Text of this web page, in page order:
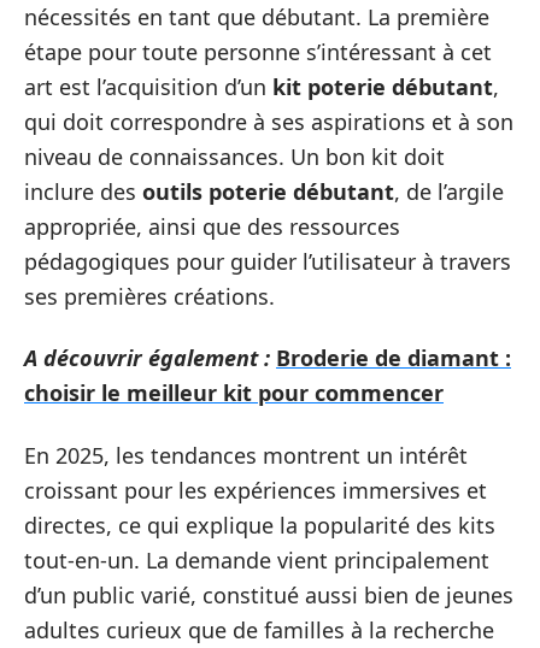
nécessités en tant que débutant. La première
étape pour toute personne s’intéressant à cet
art est l’acquisition d’un kit poterie débutant,
qui doit correspondre à ses aspirations et à son
niveau de connaissances. Un bon kit doit
inclure des outils poterie débutant, de l’argile
appropriée, ainsi que des ressources
pédagogiques pour guider l’utilisateur à travers
ses premières créations.
A découvrir également : Broderie de diamant :
choisir le meilleur kit pour commencer
En 2025, les tendances montrent un intérêt
croissant pour les expériences immersives et
directes, ce qui explique la popularité des kits
tout-en-un. La demande vient principalement
d’un public varié, constitué aussi bien de jeunes
adultes curieux que de familles à la recherche